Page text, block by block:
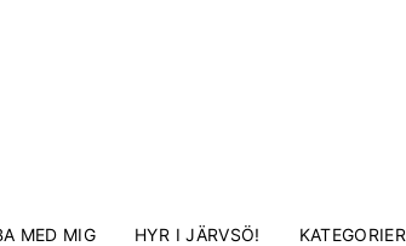
MED MIG HYR I JÄRVSÖ! KATEGORIER